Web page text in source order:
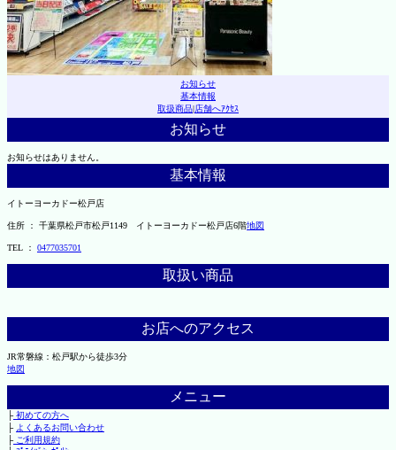
お知らせ
基本情報
取扱商品|店舗へｱｸｾｽ
お知らせ
お知らせはありません。
基本情報
イトーヨーカドー松戸店
住所 ： 千葉県松戸市松戸1149 イトーヨーカドー松戸店6階地図
TEL ： 0477035701
取扱い商品
お店へのアクセス
JR常磐線：松戸駅から徒歩3分
地図
メニュー
├初めての方へ
├ よくあるお問い合わせ
├ご利用規約